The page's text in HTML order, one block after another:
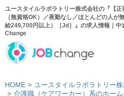
ユースタイルラボラトリー株式会社の『【
（無資格OK）／夜勤なし／ほとんどの人が
給249,700円以上）［Jd］』の求人情報｜中
Change
HOME
ユースタイルラボラトリー
介護職（ケアワーカー）系のホー